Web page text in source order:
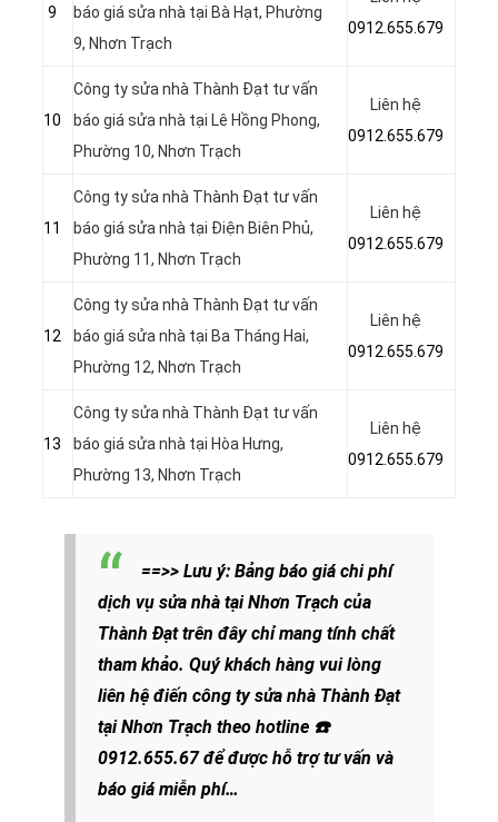
9
báo giá sửa nhà tại Bà Hạt, Phường
9, Nhơn Trạch
0912.655.679
10
Công ty sửa nhà Thành Đạt tư vấn
báo giá sửa nhà tại Lê Hồng Phong,
Phường 10, Nhơn Trạch
Liên hệ
0912.655.679
11
Công ty sửa nhà Thành Đạt tư vấn
báo giá sửa nhà tại Điện Biên Phủ,
Phường 11, Nhơn Trạch
Liên hệ
0912.655.679
12
Công ty sửa nhà Thành Đạt tư vấn
báo giá sửa nhà tại Ba Tháng Hai,
Phường 12, Nhơn Trạch
Liên hệ
0912.655.679
13
Công ty sửa nhà Thành Đạt tư vấn
báo giá sửa nhà tại Hòa Hưng,
Phường 13, Nhơn Trạch
Liên hệ
0912.655.679
==>> Lưu ý: Bảng báo giá chi phí
dịch vụ sửa nhà tại Nhơn Trạch của
Thành Đạt trên đây chỉ mang tính chất
tham khảo. Quý khách hàng vui lòng
liên hệ điến công ty sửa nhà Thành Đạt
tại Nhơn Trạch theo hotline ☎️
0912.655.67để được hỗ trợ tư vấn và
báo giá miễn phí…